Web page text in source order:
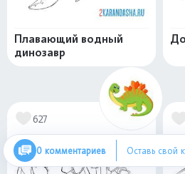
Плавающий водный
динозавр
627
0 комментариев Оставь свой